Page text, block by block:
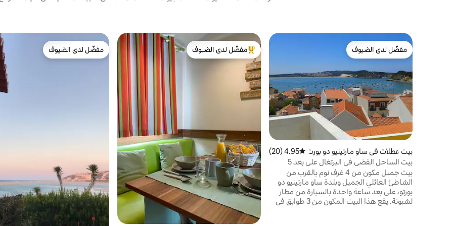
مفضّل لدى الضيوف
مفضّل لدى الضيوف
بيت عطلات في ساو مارتينيو دو بورت
و
متوسط التقييم 4.95 من 5، 20 مراجعات
4.95 (20)
بيت الساحل الفضي في البرتغال على بعد 5
دقائق سيرًا على الأقدام من الشاطئ
بيت جميل مكون من 4 غرف نوم بالقرب من
الشاطئ العائلي الجميل وبلدة ساو مارتينيو دو
بورتو، على بعد ساعة واحدة بالسيارة من مطار
لشبونة. يقع هذا البيت المكون من 3 طوابق في
من أبرز البيوت المفضّلة لدى الضيوف
مفضّل لدى الضيوف
مفضّل لدى الضيوف
مفضّل لدى الضيوف